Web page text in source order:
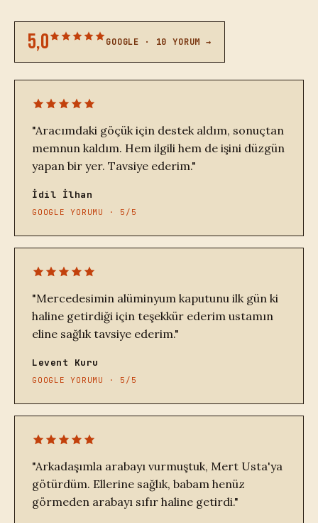
5,0 GOOGLE · 10 YORUM →
"Aracımdaki göçük için destek aldım, sonuçtan
memnun kaldım. Hem ilgili hem de işini düzgün
yapan bir yer. Tavsiye ederim."
İdil İlhan
GOOGLE YORUMU · 5/5
"Mercedesimin alüminyum kaputunu ilk gün ki
haline getirdiği için teşekkür ederim ustamın
eline sağlık tavsiye ederim."
Levent Kuru
GOOGLE YORUMU · 5/5
"Arkadaşımla arabayı vurmuştuk, Mert Usta'ya
götürdüm. Ellerine sağlık, babam henüz
görmeden arabayı sıfır haline getirdi."